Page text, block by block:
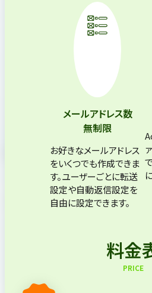
メールアドレス数
無制限
お好きなメールアドレス
をいくつでも作成できま
す。ユーザーごとに転送
設定や自動返信設定を
自由に設定できます。
料金
PRICE